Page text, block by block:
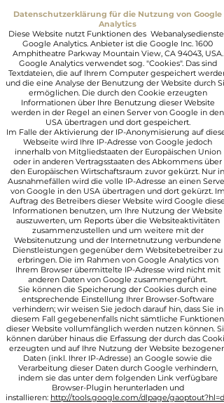
Datenschutzerklärung für die Nutzung von Google
Analytics
Diese Website nutzt Funktionen des Webanalysedienstes
Google Analytics. Anbieter ist die Google Inc. 1600
Amphitheatre Parkway Mountain View, CA 94043, USA.
Google Analytics verwendet sog. "Cookies". Das sind
Textdateien, die auf Ihrem Computer gespeichert werden
und die eine Analyse der Benutzung der Website durch Sie
ermöglichen. Die durch den Cookie erzeugten
Informationen über Ihre Benutzung dieser Website
werden in der Regel an einen Server von Google in den
USA übertragen und dort gespeichert.
Im Falle der Aktivierung der IP-Anonymisierung auf dieser
Webseite wird Ihre IP-Adresse von Google jedoch
innerhalb von Mitgliedstaaten der Europäischen Union
oder in anderen Vertragsstaaten des Abkommens über
den Europäischen Wirtschaftsraum zuvor gekürzt. Nur in
Ausnahmefällen wird die volle IP-Adresse an einen Server
von Google in den USA übertragen und dort gekürzt. Im
Auftrag des Betreibers dieser Website wird Google diese
Informationen benutzen, um Ihre Nutzung der Website
auszuwerten, um Reports über die Websiteaktivitäten
zusammenzustellen und um weitere mit der
Websitenutzung und der Internetnutzung verbundene
Dienstleistungen gegenüber dem Websitebetreiber zu
erbringen. Die im Rahmen von Google Analytics von
Ihrem Browser übermittelte IP-Adresse wird nicht mit
anderen Daten von Google zusammengeführt.
Sie können die Speicherung der Cookies durch eine
entsprechende Einstellung Ihrer Browser-Software
verhindern; wir weisen Sie jedoch darauf hin, dass Sie in
diesem Fall gegebenenfalls nicht sämtliche Funktionen
dieser Website vollumfänglich werden nutzen können. Sie
können darüber hinaus die Erfassung der durch das Cookie
erzeugten und auf Ihre Nutzung der Website bezogenen
Daten (inkl. Ihrer IP-Adresse) an Google sowie die
Verarbeitung dieser Daten durch Google verhindern,
indem sie das unter dem folgenden Link verfügbare
Browser-Plugin herunterladen und
installieren: http://tools.google.com/dlpage/gaoptout?hl=de